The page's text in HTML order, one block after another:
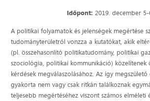
Időpont: 2019. december 5-
A politikai folyamatok és jelenségek megértése
tudományterületről vonzza a kutatókat, akik
(pl. összehasonlító politikatudomány, politikai
szociológia, politikai kommunikáció) közelítenek
kérdések megválaszolásához. Az így
gyakorta nem vagy csak ritkán találkoznak
teljesebb megértéséhez viszont számos elméleti